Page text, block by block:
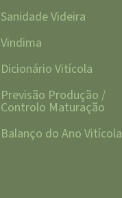
Sanidade Videira
Vindima
Dicionário Vitícola
Previsão Produção /
Controlo Maturação
Balanço do Ano Vitícola